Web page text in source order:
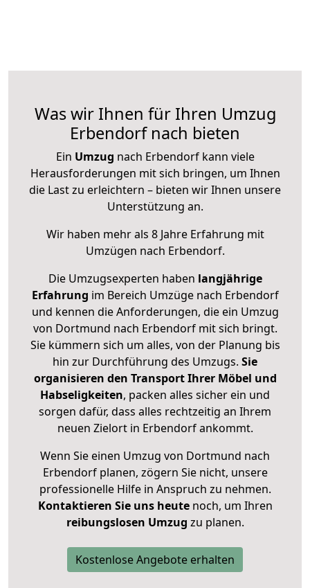
Was wir Ihnen für Ihren Umzug
Erbendorf nach bieten
Ein Umzug nach Erbendorf kann viele
Herausforderungen mit sich bringen, um Ihnen
die Last zu erleichtern – bieten wir Ihnen unsere
Unterstützung an.
Wir haben mehr als 8 Jahre Erfahrung mit
Umzügen nach Erbendorf.
Die Umzugsexperten haben langjährige
Erfahrung im Bereich Umzüge nach Erbendorf
und kennen die Anforderungen, die ein Umzug
von Dortmund nach Erbendorf mit sich bringt.
Sie kümmern sich um alles, von der Planung bis
hin zur Durchführung des Umzugs. Sie
organisieren den Transport Ihrer Möbel und
Habseligkeiten, packen alles sicher ein und
sorgen dafür, dass alles rechtzeitig an Ihrem
neuen Zielort in Erbendorf ankommt.
Wenn Sie einen Umzug von Dortmund nach
Erbendorf planen, zögern Sie nicht, unsere
professionelle Hilfe in Anspruch zu nehmen.
Kontaktieren Sie uns heutenoch, um Ihren
reibungslosen Umzug zu planen.
Kostenlose Angebote erhalten